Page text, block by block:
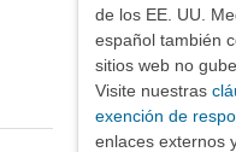
de los EE. UU.
español también
sitios web no
Visite nuestras
exención de
enlaces externos